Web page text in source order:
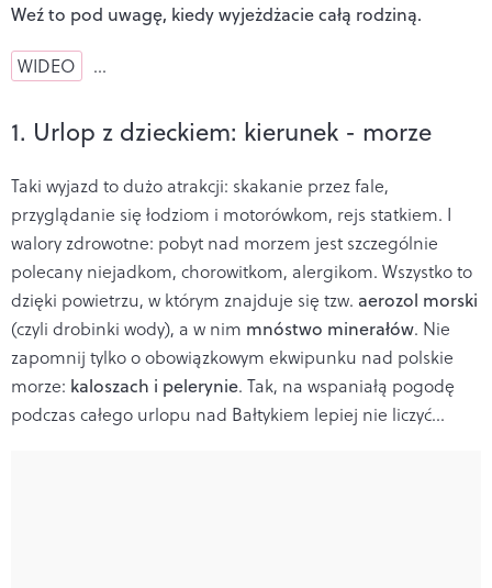
Weź to pod uwagę, kiedy wyjeżdżacie całą rodziną.
WIDEO …
1. Urlop z dzieckiem: kierunek - morze
Taki wyjazd to dużo atrakcji: skakanie przez fale,
przyglądanie się łodziom i motorówkom, rejs statkiem. I
walory zdrowotne: pobyt nad morzem jest szczególnie
polecany niejadkom, chorowitkom, alergikom. Wszystko to
dzięki powietrzu, w którym znajduje się tzw. aerozol morski
(czyli drobinki wody), a w nim mnóstwo minerałów. Nie
zapomnij tylko o obowiązkowym ekwipunku nad polskie
morze: kaloszach i pelerynie. Tak, na wspaniałą pogodę
podczas całego urlopu nad Bałtykiem lepiej nie liczyć...